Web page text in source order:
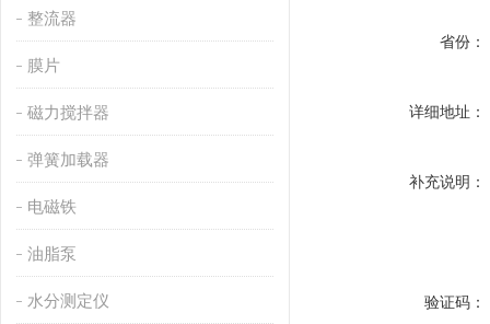
整流器
膜片
磁力搅拌器
弹簧加载器
电磁铁
油脂泵
水分测定仪
省份：
详细地址：
补充说明：
验证码：